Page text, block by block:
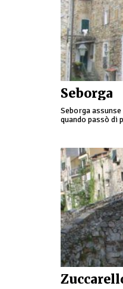
Seborga
Seborga
quando passò di